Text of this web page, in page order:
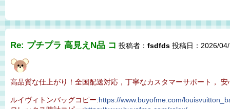
Re: プチプラ 高見えN品 コ 投稿者： fsdfds 投稿日：2026/
高品質な仕上がり！全国配送対応，丁寧なカスタマーサポート，
ルイヴィトンバッグコピー:https://www.buyofme.com/